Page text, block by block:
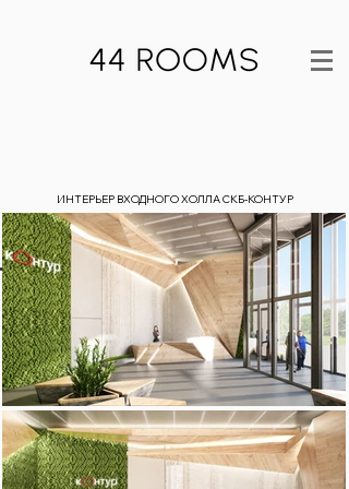
ИНТЕРЬЕР ВХОДНОГО ХОЛЛА СКБ-КОНТУР